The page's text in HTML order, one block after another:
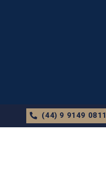
(44) 9 9149 0811